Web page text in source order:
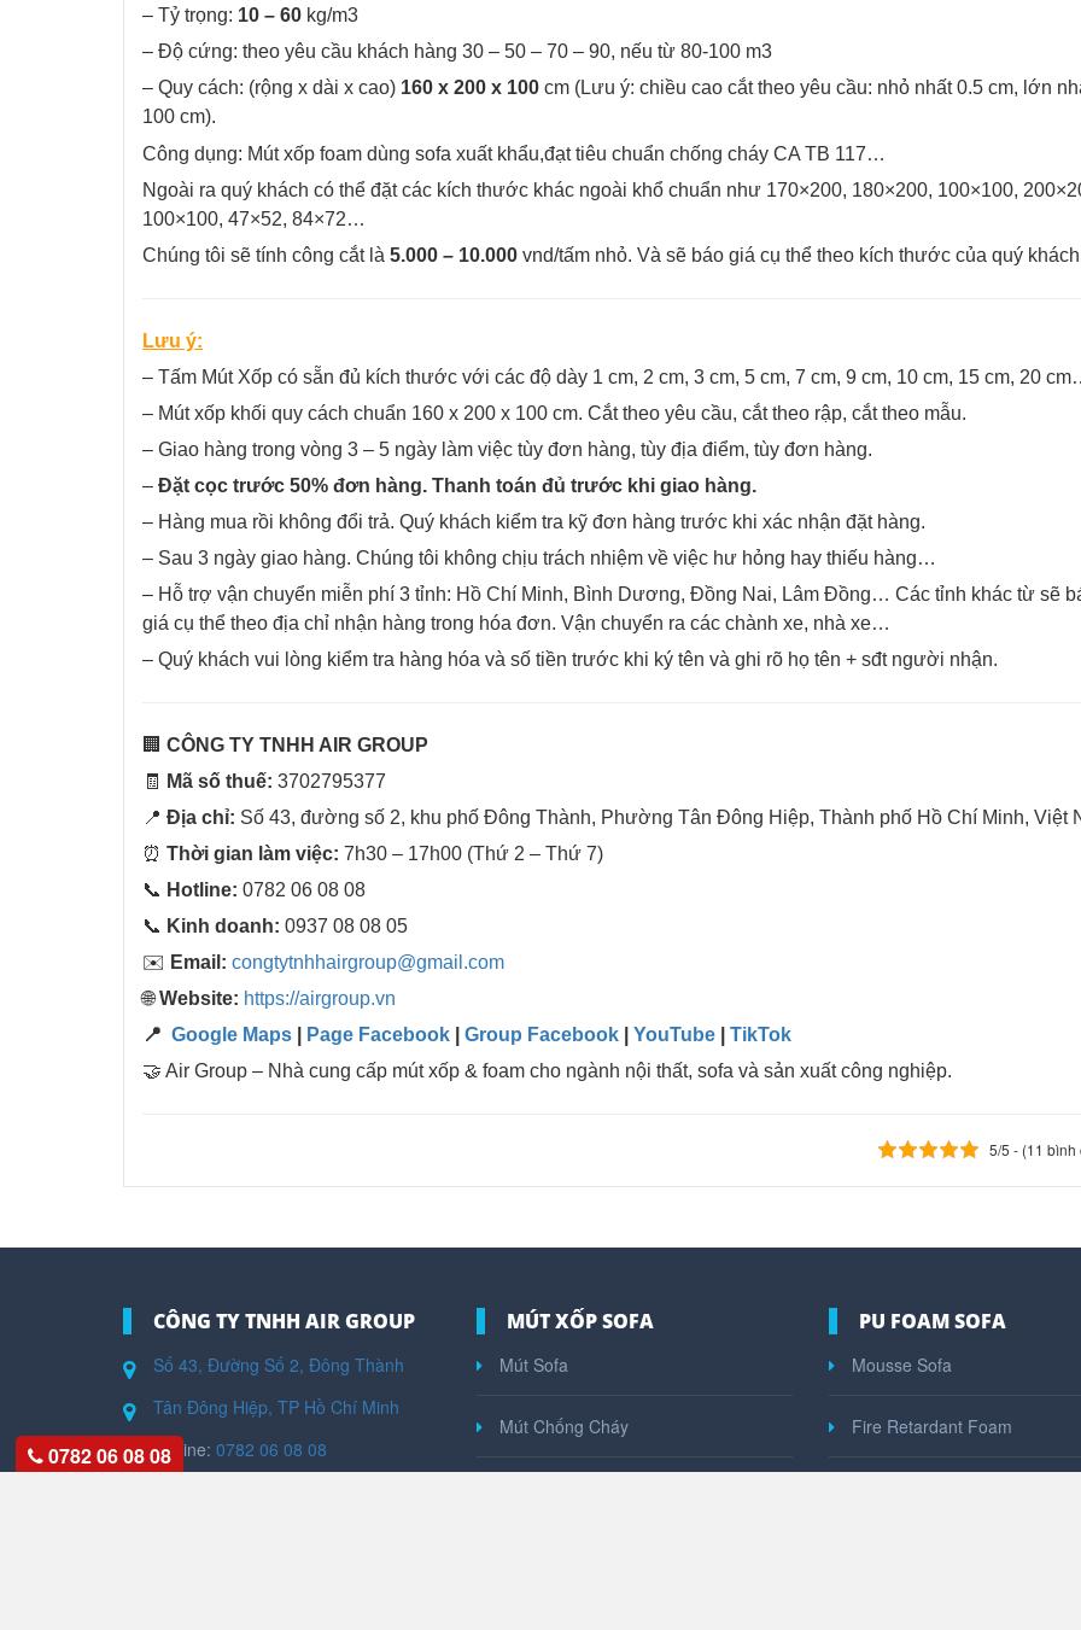
– Tỷ trọng: 10 – 60 kg/m3
– Độ cứng: theo yêu cầu khách hàng 30 – 50 – 70 – 90, nếu từ 80-100 m3
– Quy cách: (rộng x dài x cao) 160 x 200 x 100 cm (Lưu ý: chiều cao cắt theo yêu cầu: nhỏ nhất 0.5 cm, lớn
100 cm).
Công dụng: Mút xốp foam dùng sofa xuất khẩu,đạt tiêu chuẩn chống cháy CA TB 117…
Ngoài ra quý khách có thể đặt các kích thước khác ngoài khổ chuẩn như 170×200, 180×200, 100×100,
100×100, 47×52, 84×72…
Chúng tôi sẽ tính công cắt là 5.000 – 10.000 vnd/tấm nhỏ. Và sẽ báo giá cụ thể theo kích thước của quý
Lưu ý:
– Tấm Mút Xốp có sẵn đủ kích thước với các độ dày 1 cm, 2 cm, 3 cm, 5 cm, 7 cm, 9 cm, 10 cm, 15 cm, 20
– Mút xốp khối quy cách chuẩn 160 x 200 x 100 cm. Cắt theo yêu cầu, cắt theo rập, cắt theo mẫu.
– Giao hàng trong vòng 3 – 5 ngày làm việc tùy đơn hàng, tùy địa điểm, tùy đơn hàng.
– Đặt cọc trước 50% đơn hàng. Thanh toán đủ trước khi giao hàng.
– Hàng mua rồi không đổi trả. Quý khách kiểm tra kỹ đơn hàng trước khi xác nhận đặt hàng.
– Sau 3 ngày giao hàng. Chúng tôi không chịu trách nhiệm về việc hư hỏng hay thiếu hàng…
– Hỗ trợ vận chuyển miễn phí 3 tỉnh: Hồ Chí Minh, Bình Dương, Đồng Nai, Lâm Đồng… Các tỉnh khác từ sẽ
giá cụ thể theo địa chỉ nhận hàng trong hóa đơn. Vận chuyển ra các chành xe, nhà xe…
– Quý khách vui lòng kiểm tra hàng hóa và số tiền trước khi ký tên và ghi rõ họ tên + sđt người nhận.
🏢 CÔNG TY TNHH AIR GROUP
🧾
Mã số thuế: 3702795377
📍 Địa chỉ: Số 43, đường số 2, khu phố Đông Thành, Phường Tân Đông Hiệp, Thành phố Hồ Chí Minh, Việt
⏰ Thời gian làm việc: 7h30 – 17h00 (Thứ 2 – Thứ 7)
📞 Hotline: 0782 06 08 08
📞 Kinh doanh: 0937 08 08 05
✉️ Email: congtytnhhairgroup@gmail.com
🌐Website: https://airgroup.vn
📍 Google Maps Page Facebook Group Facebook YouTube
TikTok
🤝 Air Group – Nhà cung cấp mút xốp & foam cho ngành nội thất, sofa và sản xuất công nghiệp.
5/5 - (11 bình
CÔNG TY TNHH AIR GROUP
Số 43, Đường Số 2, Đông Thành
Tân Đông Hiệp, TP Hồ Chí Minh
Hotline: 0782 06 08 08
MÚT XỐP SOFA
Mút Sofa
Mút Chống Cháy
PU FOAM SOFA
Mousse Sofa
Fire Retardant Foam
0782 06 08 08